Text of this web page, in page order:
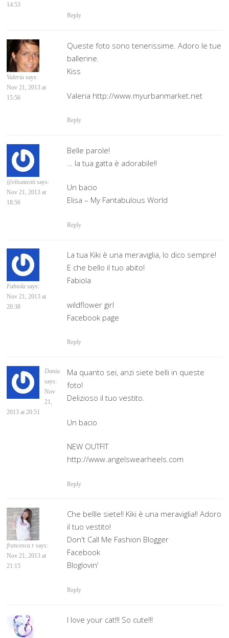
14:53
Reply
Valeria says:
Nov 21, 2013 at
15:56
Queste foto sono tenerissime. Adoro le tue
ballerine.
Kiss
Valeria http://www.myurbanmarket.net
Reply
@elisataviti says:
Nov 21, 2013 at
18:56
Belle parole!
… la tua gatta è adorabile!!
Un bacio
Elisa – My Fantabulous World
Reply
Fabiola says:
Nov 21, 2013 at
20:38
La tua Kiki è una meraviglia, lo dico sempre!
E che bello il tuo abito!
Fabiola
wildflower girl
Facebook page
Reply
Dania
says:
Nov
21,
2013 at 20:51
Ma quanto sei, anzi siete belli in queste
foto!
Delizioso il tuo vestito.
Un bacio
NEW OUTFIT
http://www.angelswearheels.com
Reply
francesca r says:
Nov 21, 2013 at
21:15
Che bellle siete!! Kiki è una meraviglia!! Adoro
il tuo vestito!
Don't Call Me Fashion Blogger
Facebook
Bloglovin'
Reply
I love your cat!!! So cute!!!